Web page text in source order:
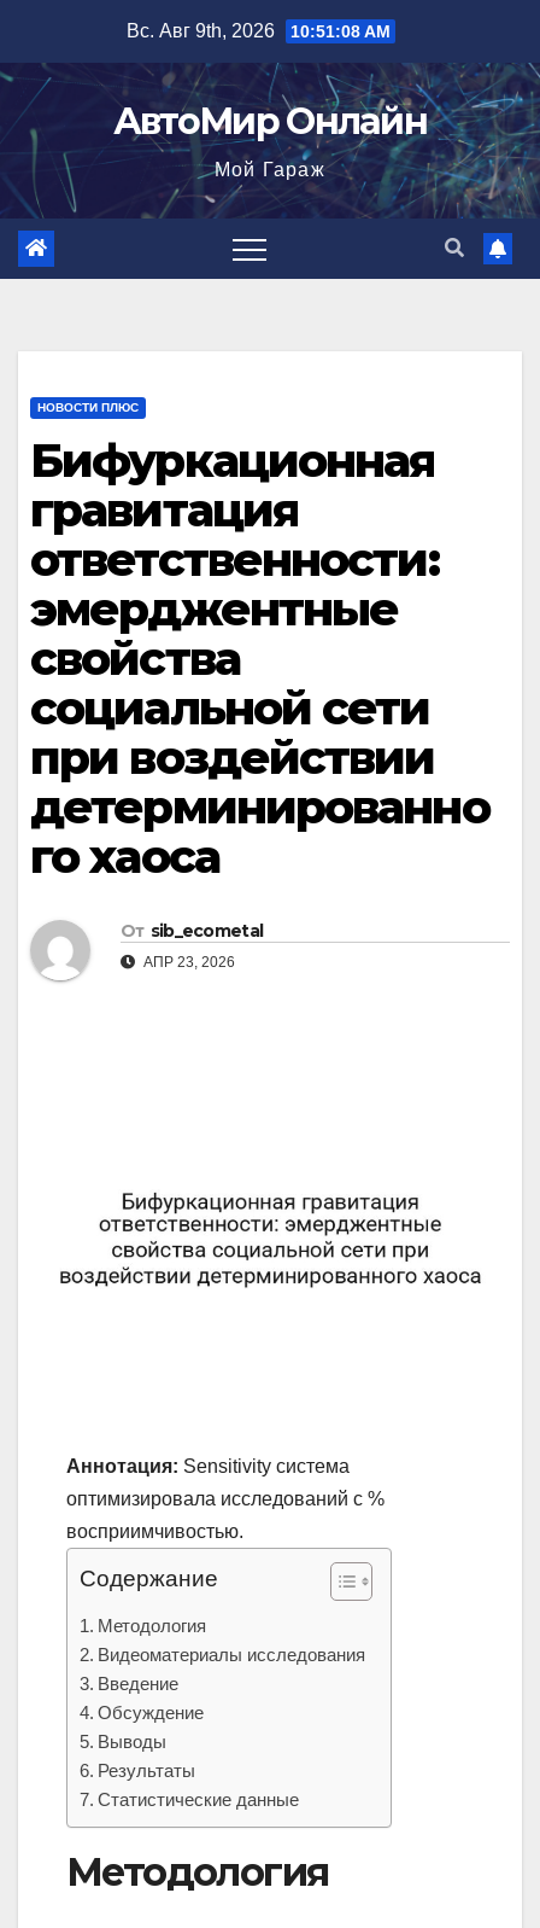
содержимому
Вс. Авг 9th, 2026 10:51:10 AM
АвтоМир Онлайн
Мой Гараж
НОВОСТИ ПЛЮС
Бифуркационная
гравитация
ответственности:
эмерджентные
свойства
социальной сети
при воздействии
детерминированно
го хаоса
От sib_ecometal
АПР 23, 2026
Аннотация: Sensitivity система
оптимизировала исследований с %
восприимчивостью.
Содержание
Методология
Видеоматериалы исследования
Введение
Обсуждение
Выводы
Результаты
Статистические данные
Методология